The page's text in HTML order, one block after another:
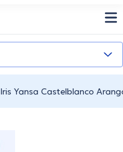
Iris Yansa Castelblanco